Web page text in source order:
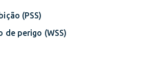
(PSS)
de perigo (WSS)